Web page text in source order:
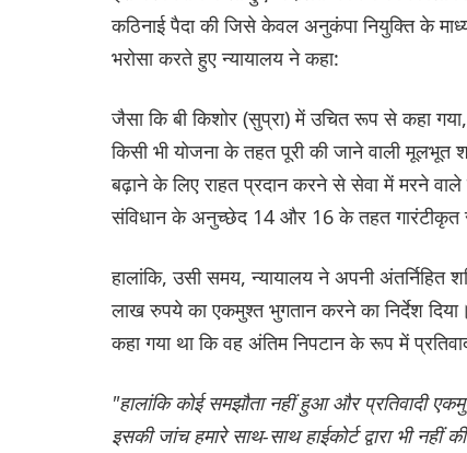
कठिनाई पैदा की जिसे केवल अनुकंपा नियुक्ति के
भरोसा करते हुए न्यायालय ने कहा:
जैसा कि बी किशोर (सुप्रा) में उचित रूप से कहा
किसी भी योजना के तहत पूरी की जाने वाली मूलभूत
बढ़ाने के लिए राहत प्रदान करने से सेवा में मरने
संविधान के अनुच्छेद 14 और 16 के तहत गारंटीकृत
हालांकि, उसी समय, न्यायालय ने अपनी अंतर्निहित
लाख रुपये का एकमुश्त भुगतान करने का निर्देश
कहा गया था कि वह अंतिम निपटान के रूप में
"हालांकि कोई समझौता नहीं हुआ और प्रतिवादी
इसकी जांच हमारे साथ-साथ हाईकोर्ट द्वारा भी